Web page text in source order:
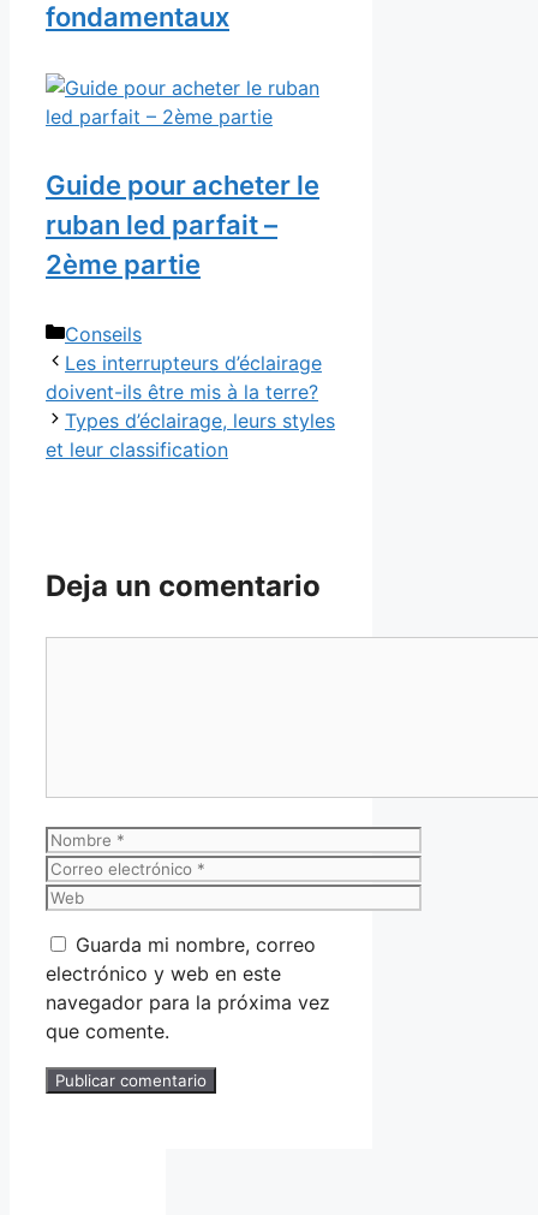
fondamentaux
Guide pour acheter le
ruban led parfait –
2ème partie
Categorías
Conseils
Les interrupteurs d’éclairage
doivent-ils être mis à la terre?
Types d’éclairage, leurs styles
et leur classification
Deja un comentario
Nombre
Correo
electrónico
Web
Guarda mi nombre, correo
electrónico y web en este
navegador para la próxima vez
que comente.